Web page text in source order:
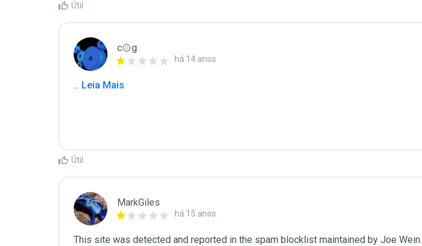
Útil
c۞g
há 14 anos
... Leia Mais
Útil
MarkGiles
há 15 anos
This site was detected and reported in the spam blocklist maintained by Joe Wein.